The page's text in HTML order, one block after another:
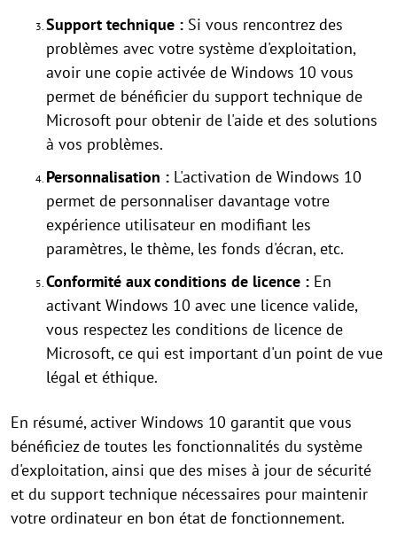
Support technique : Si vous rencontrez des
problèmes avec votre système d'exploitation,
avoir une copie activée de Windows 10 vous
permet de bénéficier du support technique de
Microsoft pour obtenir de l'aide et des solutions
à vos problèmes.
Personnalisation : L'activation de Windows 10
permet de personnaliser davantage votre
expérience utilisateur en modifiant les
paramètres, le thème, les fonds d'écran, etc.
Conformité aux conditions de licence : En
activant Windows 10 avec une licence valide,
vous respectez les conditions de licence de
Microsoft, ce qui est important d'un point de vue
légal et éthique.
En résumé, activer Windows 10 garantit que vous
bénéficiez de toutes les fonctionnalités du système
d'exploitation, ainsi que des mises à jour de sécurité
et du support technique nécessaires pour maintenir
votre ordinateur en bon état de fonctionnement.